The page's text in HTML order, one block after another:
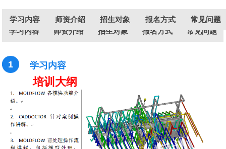
学习内容 师资介绍 招生对象 报名方式
常见问题
学习内容
师资介绍 招生对象 报名方式 常见问题
1 学习内容
培训大纲